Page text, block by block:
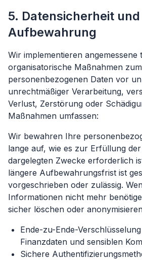
5. Datensicherheit und
Aufbewahrung
Wir implementieren angemessene
organisatorische Maßnahmen
personenbezogenen Daten vor
unrechtmäßiger Verarbeitung,
Verlust, Zerstörung oder
Maßnahmen umfassen:
Wir bewahren Ihre
lange auf, wie es zur Erfüllung
dargelegten Zwecke erforderlich
längere Aufbewahrungsfrist ist
vorgeschrieben oder zulässig.
Informationen nicht mehr
sicher löschen oder
Ende-zu-Ende-
Finanzdaten und sensiblen
Sichere